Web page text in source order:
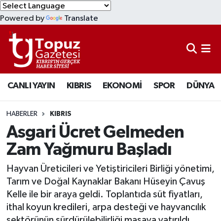
Powered by Translate
CANLI YAYIN KIBRIS EKONOMİ SPOR DÜNYA
HABERLER KIBRIS
Asgari Ücret Gelmeden
Zam Yağmuru Başladı
Hayvan Üreticileri ve Yetiştiricileri Birliği yönetimi,
Tarım ve Doğal Kaynaklar Bakanı Hüseyin Çavuş
Kelle ile bir araya geldi. Toplantıda süt fiyatları,
ithal koyun kredileri, arpa desteği ve hayvancılık
KIBRIS
DÜNYA
EKONOMİ
MAGAZİN
SAĞLIK
SPOR
TEKNOLOJİ
TÜRKİYE
Lefkoşa Nöbetçi Eczaneler
Lefkoşa Hava Durumu
Lefkoşa Trafik Yoğunluk Haritası
Süper Lig Puan Durumu ve Fikstür
Tüm Manşetler
Son Dakika Haberleri
Haber Arşivi